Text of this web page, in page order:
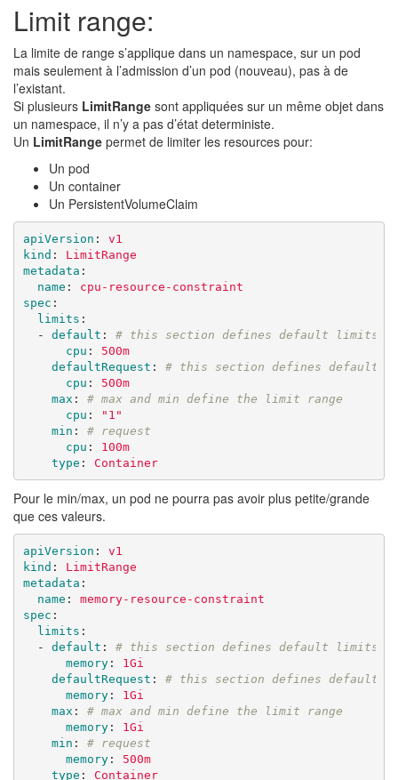
Limit range:
La limite de range s’applique dans un namespace, sur un pod
mais seulement à l’admission d’un pod (nouveau), pas à de
l’existant.
Si plusieurs LimitRange sont appliquées sur un même objet dans
un namespace, il n’y a pas d’état deterministe.
Un LimitRange permet de limiter les resources pour:
Un pod
Un container
Un PersistentVolumeClaim
apiVersion :
v1
kind :
LimitRange
metadata :
name :
cpu-resource-constraint
spec :
limits :
-
default :
# this section defines default limits
cpu :
500m
defaultRequest :
# this section defines default
cpu :
500m
max :
# max and min define the limit range
cpu : " 1"
min :
# request
cpu :
100m
type : Container
Pour le min/max, un pod ne pourra pas avoir plus petite/grande
que ces valeurs.
apiVersion :
v1
kind :
LimitRange
metadata :
name :
memory-resource-constraint
spec :
limits :
-
default :
# this section defines default limits
memory:
1Gi
defaultRequest :
# this section defines default
memory:
1Gi
max :
# max and min define the limit range
memory:
1Gi
min :
# request
memory:
500m
type : Container